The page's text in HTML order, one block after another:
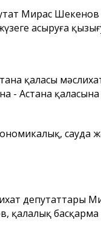
Мирас
жүзеге асыруға
қаласы
- Астана
депутаттары
басқарма